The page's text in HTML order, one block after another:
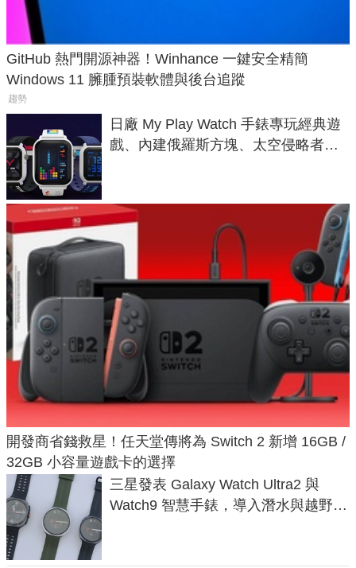
GitHub 熱門開源神器！Winhance 一鍵安全精簡
Windows 11 臃腫預裝軟體與後台追蹤
趨勢
日廠 My Play Watch 手錶專玩經典遊
戲、內建俄羅斯方塊、太空侵略者，
開發商省錢救星！任天堂傳將為 Switch 2 新增 16GB /
32GB 小容量遊戲卡的選擇
三星發表 Galaxy Watch Ultra2 與
Watch9 智慧手錶，導入潛水與越野跑